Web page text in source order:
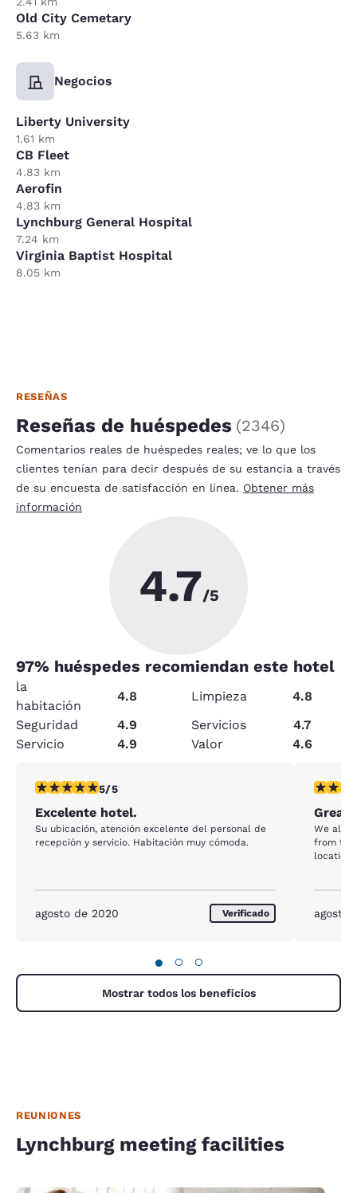
Old City Cemetary
5.63 km
Negocios
Liberty University
1.61 km
CB Fleet
4.83 km
Aerofin
4.83 km
Lynchburg General Hospital
7.24 km
Virginia Baptist Hospital
8.05 km
RESEÑAS
Reseñas de huéspedes (2346)
Comentarios reales de huéspedes reales; ve lo que los
clientes tenían para decir después de su estancia a través
de su encuesta de satisfacción en línea. Obtener más
información
4.7/5
97% huéspedes recomiendan este hotel
la
habitación
4.8 Limpieza
4.8
Seguridad
4.9 Servicios
4.7
Servicio
4.9 Valor 4.6
calificación de 5 estrellas. Excepcional. 1 reseña
5/5
Excelente hotel.
Su ubicación, atención excelente del personal de
recepción y servicio. Habitación muy cómoda.
agosto de 2020 Verificado
Great
We
from the
agosto
● ○ ○
Mostrar todos los beneficios
REUNIONES
Lynchburg meeting facilities